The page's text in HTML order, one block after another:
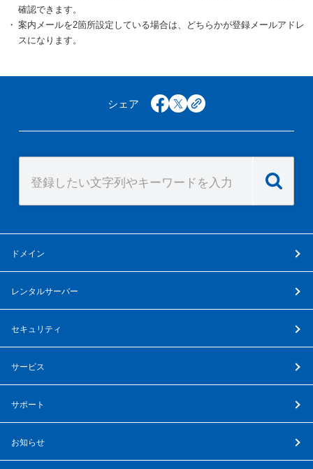
確認できます。
案内メールを2箇所設定している場合は、どちらかが登録メールアドレ
スになります。
シェア facebook
x copy
ドメイン
レンタルサーバー
セキュリティ
サービス
サポート
お知らせ